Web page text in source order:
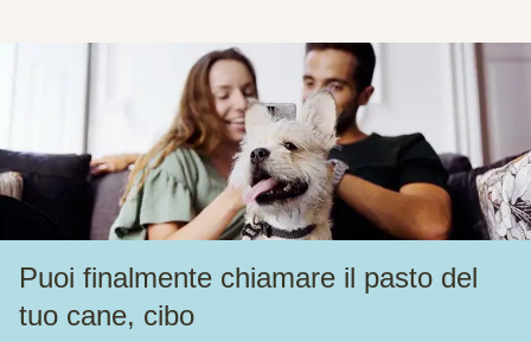
Puoi finalmente chiamare il pasto del
tuo cane, cibo